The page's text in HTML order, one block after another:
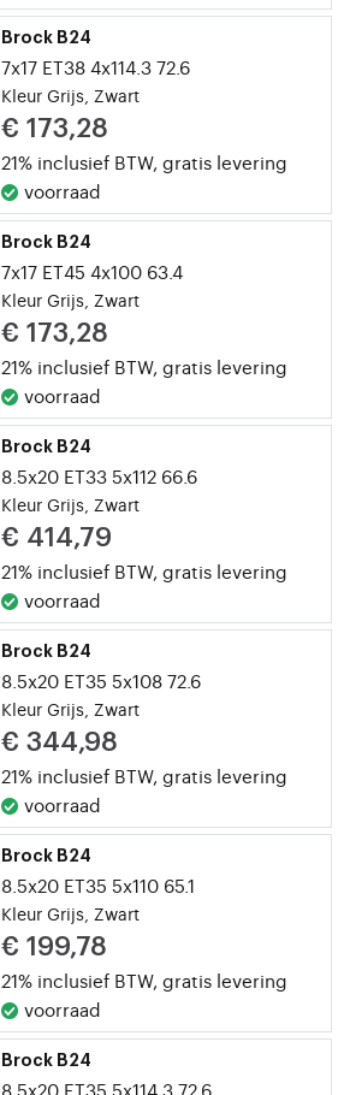
Brock B24
7x17 ET38 4x114.3 72.6
Kleur Grijs, Zwart
€ 173,28
21% inclusief BTW, gratis levering
voorraad
Brock B24
7x17 ET45 4x100 63.4
Kleur Grijs, Zwart
€ 173,28
21% inclusief BTW, gratis levering
voorraad
Brock B24
8.5x20 ET33 5x112 66.6
Kleur Grijs, Zwart
€ 414,79
21% inclusief BTW, gratis levering
voorraad
Brock B24
8.5x20 ET35 5x108 72.6
Kleur Grijs, Zwart
€ 344,98
21% inclusief BTW, gratis levering
voorraad
Brock B24
8.5x20 ET35 5x110 65.1
Kleur Grijs, Zwart
€ 199,78
21% inclusief BTW, gratis levering
voorraad
Brock B24
8.5x20 ET35 5x114.3 72.6